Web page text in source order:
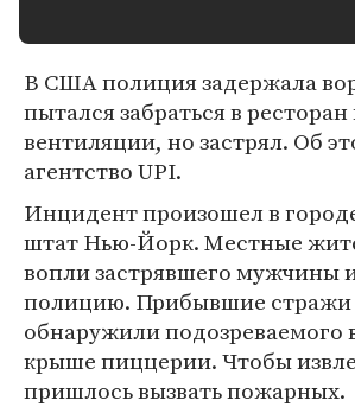
В США полиция задержала
пытался забраться в ресторан
вентиляции, но застрял. Об
агентство UPI.
Инцидент произошел в
штат Нью-Йорк. Местные
вопли застрявшего мужчины
полицию. Прибывшие стражи
обнаружили подозреваемого
крыше пиццерии. Чтобы
пришлось вызвать пожарных.